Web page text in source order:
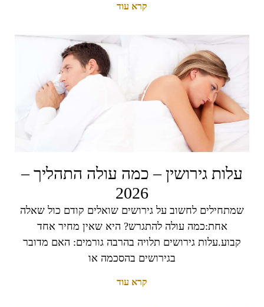
קרא עוד
עלות גירושין – כמה עולה התהליך –
2026
שמתחילים לחשוב על גירושים שואלים קודם כול שאלה
אחת:כמה עולה להתגרש? היא שאין מחיר אחד
קבוע.עלות גירושים תלויה בהרבה גורמים: האם מדובר
בגירושים בהסכמה או
קרא עוד